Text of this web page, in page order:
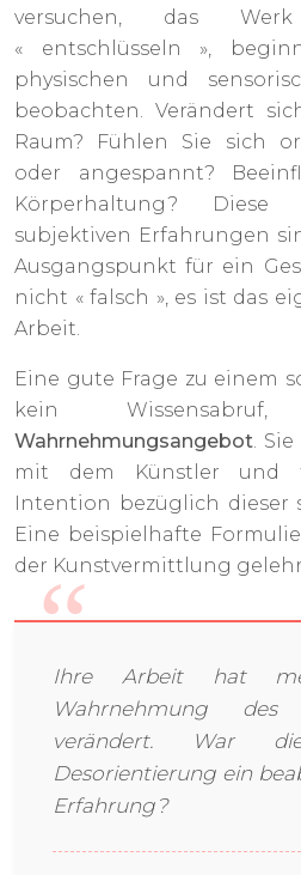
versuchen, das
« entschlüsseln »,
physischen und
beobachten. Verändert
Raum? Fühlen Sie sich
oder angespannt?
Körperhaltung? Diese
subjektiven Erfahrungen
Ausgangspunkt für ein
nicht « falsch », es ist das
Arbeit.
Eine gute Frage zu einem
kein
Wahrnehmungsangebot.
mit dem Künstler und
Intention bezüglich dieser
Eine beispielhafte
der Kunstvermittlung
Ihre Arbeit hat
Wahrnehmung
verändert. War
Desorientierung ein
Erfahrung?